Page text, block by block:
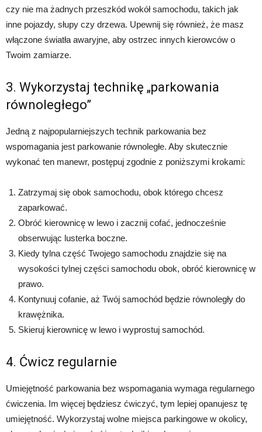
czy nie ma żadnych przeszkód wokół samochodu, takich jak
inne pojazdy, słupy czy drzewa. Upewnij się również, że masz
włączone światła awaryjne, aby ostrzec innych kierowców o
Twoim zamiarze.
3. Wykorzystaj technikę „parkowania
równoległego”
Jedną z najpopularniejszych technik parkowania bez
wspomagania jest parkowanie równoległe. Aby skutecznie
wykonać ten manewr, postępuj zgodnie z poniższymi krokami:
Zatrzymaj się obok samochodu, obok którego chcesz
zaparkować.
Obróć kierownicę w lewo i zacznij cofać, jednocześnie
obserwując lusterka boczne.
Kiedy tylna część Twojego samochodu znajdzie się na
wysokości tylnej części samochodu obok, obróć kierownicę w
prawo.
Kontynuuj cofanie, aż Twój samochód będzie równoległy do
krawężnika.
Skieruj kierownicę w lewo i wyprostuj samochód.
4. Ćwicz regularnie
Umiejętność parkowania bez wspomagania wymaga regularnego
ćwiczenia. Im więcej będziesz ćwiczyć, tym lepiej opanujesz tę
umiejętność. Wykorzystaj wolne miejsca parkingowe w okolicy,